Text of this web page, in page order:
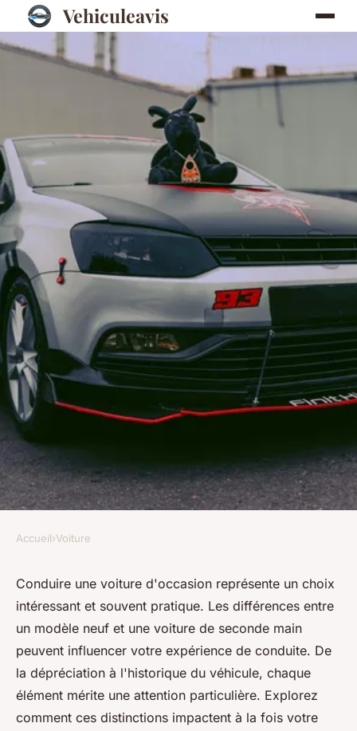
Vehiculeavis
Conduire une voiture
d'occasion : Quelles sont les
différences ?
Lise•26 novembre 2024•7 min de lecture
Accueil›Voiture
Conduire une voiture d'occasion représente un choix
intéressant et souvent pratique. Les différences entre
un modèle neuf et une voiture de seconde main
peuvent influencer votre expérience de conduite. De
la dépréciation à l'historique du véhicule, chaque
élément mérite une attention particulière. Explorez
comment ces distinctions impactent à la fois votre